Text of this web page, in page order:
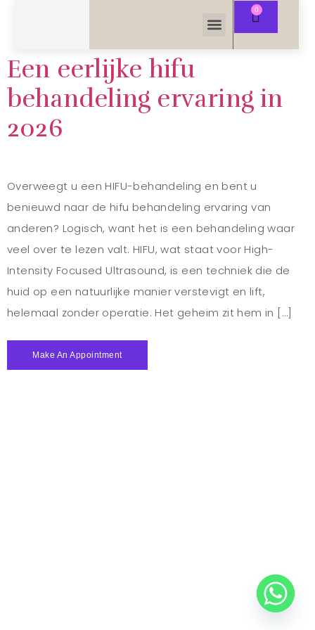
Een eerlijke hifu
behandeling ervaring in
2026
Overweegt u een HIFU-behandeling en bent u
benieuwd naar de hifu behandeling ervaring van
anderen? Logisch, want het is een behandeling waar
veel over te lezen valt. HIFU, wat staat voor High-
Intensity Focused Ultrasound, is een techniek die de
huid op een natuurlijke manier verstevigt en lift,
helemaal zonder operatie. Het geheim zit hem in […]
Make An Appointment